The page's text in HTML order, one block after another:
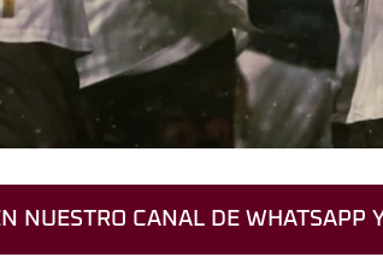
NUESTRO CANAL DE WHATSAPP